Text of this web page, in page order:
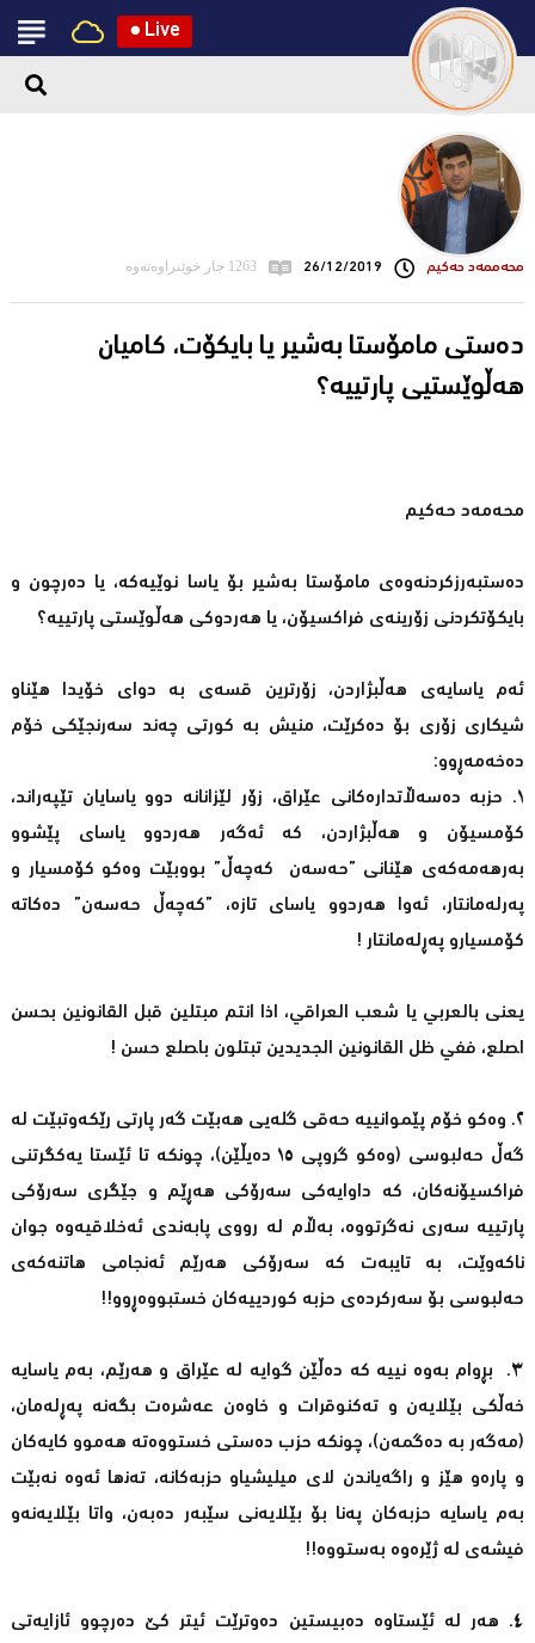
● Live
محه‌ممه‌د حه‌كیم 26/12/2019 1263 جار خوێنراوەتەوە
ده‌ستی مامۆستا به‌شیر یا بایكۆت، كامیان
هه‌ڵوێستیی پارتییه‌؟
محه‌مه‌د حه‌كیم
دەستبه‌رزكردنه‌وه‌ی مامۆستا به‌شیر بۆ یاسا نوێیه‌كه‌، یا دەرچون و
بایكۆتكردنی زۆرینەی فراکسیۆن، یا ھەردوکی ھەڵوێستی پارتییە؟
ئەم یاسایەی ھەڵبژاردن، زۆرترین قسەی بە دوای خۆیدا هێناو
شیکاری زۆری بۆ دەکرێت، منیش بە کورتی چەند سەرنجێکی خۆم
دەخەمەڕوو:
١. حزبە دەسەڵاتدارەکانی عێراق، زۆر لێزانانە دوو یاسایان تێپەراند،
کۆمسیۆن و ھەڵبژاردن، کە ئەگەر ھەردوو یاسای پێشوو
بەرھەمەکەی ھێنانی ”حەسەن کەچەڵ” بووبێت وەکو کۆمسیار و
پەرلەمانتار، ئەوا ھەردوو یاسای تازە، ”کەچەڵ حەسەن” دەکاتە
کۆمسیارو پەڕلەمانتار !
يعنى بالعربي يا شعب العراقي، اذا انتم مبتلين قبل القانونين بحسن
اصلع، ففي ظل القانونين الجديدين تبتلون باصلع حسن !
٢. وەکو خۆم پێموانییە حەقی گلەیی ھەبێت گەر پارتی رێکەوتبێت لە
گەڵ حەلبوسی (وەکو گروپی ١٥ دەیڵێن)، چونکە تا ئێستا یەکگرتنی
فراکسیۆنەکان، کە داوایەکی سەرۆکی ھەڕێم و جێگری سەرۆکی
پارتییە سەری نەگرتووە، بەڵام لە رووی پابەندی ئەخلاقیەوە جوان
ناکەوێت، بە تایبەت کە سەرۆکی ھەرێم ئەنجامی ھاتنەکەی
حەلبوسی بۆ سەرکردەی حزبە کوردییەکان خستبووەڕوو!!
٣. بڕوام به‌وه‌ نییه‌ كه‌ ده‌ڵێن گوایە لە عێراق و ھەرێم، بەم یاسایە
خەڵکی بێلایەن و تەکنوقرات و خاوەن عەشرەت بگەنە پەڕلەمان،
(مەگەر بە دەگمەن)، چونکە حزب دەستی خستووەتە ھەموو کایەکان
و پارەو ھێز و راگەیاندن لای میلیشیاو حزبەکانە، تەنھا ئەوە نەبێت
بەم یاسایە حزبەکان پەنا بۆ بێلایەنی سێبەر دەبەن، واتا بێلایەنەو
فیشەی لە ژێرەوە بەستووە!!
٤. ھەر لە ئێستاوە دەبیستین دەوترێت ئیتر کێ دەرچوو ئازایەتی